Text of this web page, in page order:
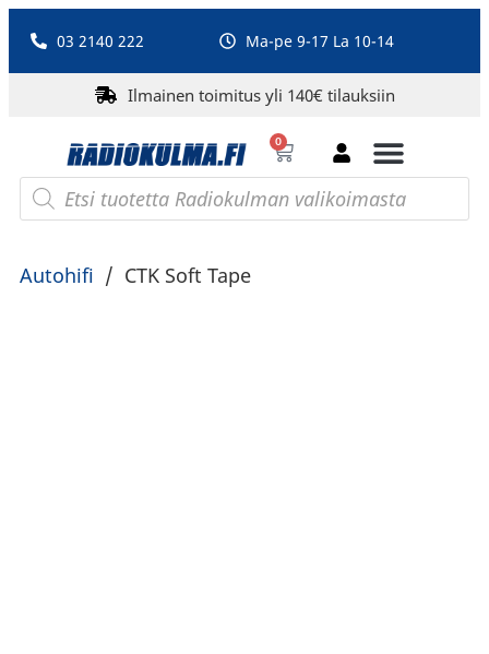
03 2140 222 Ma-pe 9-17 La 10-14
Ilmainen toimitus yli 140€ tilauksiin
0
Autohifi / CTK Soft Tape